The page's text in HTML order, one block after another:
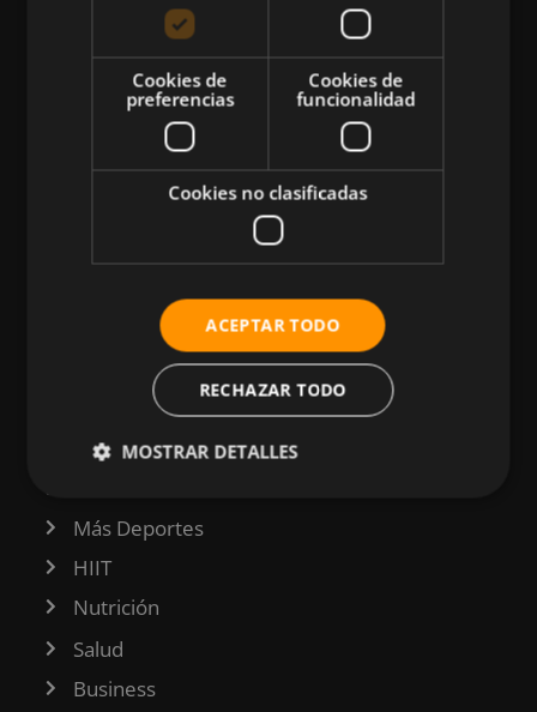
Queremos mantenerte al día en temas de
deportes, fitness, nutrición, salud, recetas
saludables y tecnología aplicada al deporte y la
CATEGORÍAS
Atletismo
Musculación
Más Deportes
HIIT
Nutrición
Salud
Business
Cookies de
preferencias
Cookies de
funcionalidad
Cookies no clasificadas
ACEPTAR TODO
RECHAZAR TODO
MOSTRAR DETALLES